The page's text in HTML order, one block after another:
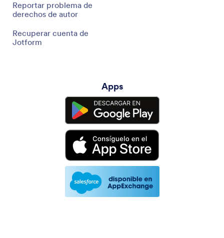
Reportar problema de
derechos de autor
Recuperar cuenta de
Jotform
Apps